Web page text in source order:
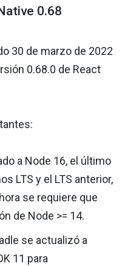
0.68
30 de marzo de 2022
0.68.0 de React
a Node 16, el último
LTS y el LTS anterior,
se requiere que
de Node >= 14.
se actualizó a
11 para